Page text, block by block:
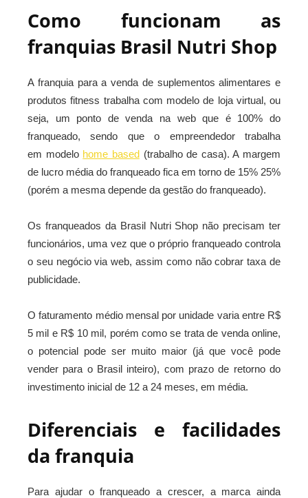
Como funcionam as
franquias Brasil Nutri Shop
A franquia para a venda de suplementos alimentares e
produtos fitness trabalha com modelo de loja virtual, ou
seja, um ponto de venda na web que é 100% do
franqueado, sendo que o empreendedor trabalha
em modelo home based(trabalho de casa). A margem
de lucro média do franqueado fica em torno de 15% 25%
(porém a mesma depende da gestão do franqueado).
Os franqueados da Brasil Nutri Shop não precisam ter
funcionários, uma vez que o próprio franqueado controla
o seu negócio via web, assim como não cobrar taxa de
publicidade.
O faturamento médio mensal por unidade varia entre R$
5 mil e R$ 10 mil, porém como se trata de venda online,
o potencial pode ser muito maior (já que você pode
vender para o Brasil inteiro), com prazo de retorno do
investimento inicial de 12 a 24 meses, em média.
Diferenciais e facilidades
da franquia
Para ajudar o franqueado a crescer, a marca ainda